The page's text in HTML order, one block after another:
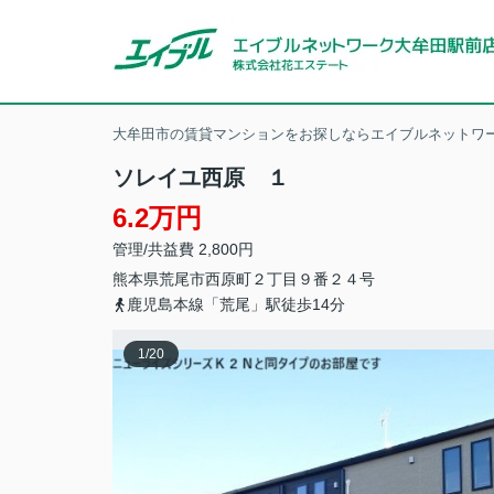
大牟田市の賃貸マンションをお探しならエイブルネットワ
ソレイユ西原 １
6.2万円
管理/共益費 2,800円
熊本県荒尾市西原町２丁目９番２４号
鹿児島本線「荒尾」駅徒歩14分
1/20